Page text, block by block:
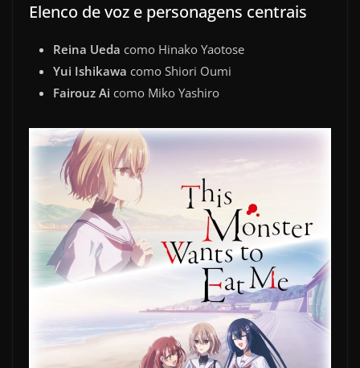
Elenco de voz e personagens centrais
Reina Ueda como Hinako Yaotose
Yui Ishikawa como Shiori Oumi
Fairouz Ai como Miko Yashiro